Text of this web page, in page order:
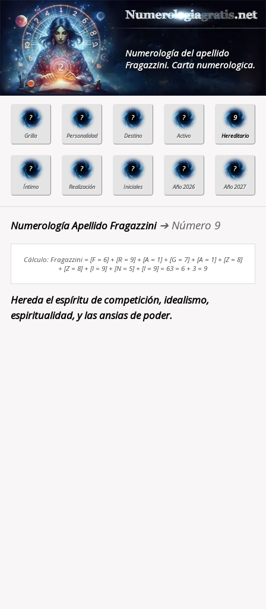
Numerología del apellido
Fragazzini. Carta numerologica.
? ? ? ? 9
? ? ? ? ?
Numerología Apellido Fragazzini➔ Número 9
Cálculo: Fragazzini = [F = 6] + [R = 9] + [A = 1] + [G = 7] + [A = 1] + [Z = 8]
+ [Z = 8] + [I = 9] + [N = 5] + [I = 9] = 63 = 6 + 3 = 9
Hereda el espíritu de competición, idealismo,
espiritualidad, y las ansias de poder.